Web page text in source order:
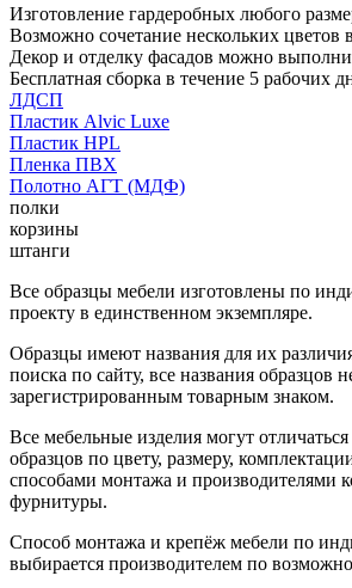
Изготовление гардеробных любого
Возможно сочетание нескольких цветов
Декор и отделку фасадов можно
Бесплатная сборка в течение 5 рабочих
ЛДСП
Пластик Alvic Luxe
Пластик HPL
Пленка ПВХ
Полотно АГТ (МДФ)
полки
корзины
штанги
Все образцы мебели изготовлены по
проекту в единственном экземпляре.
Образцы имеют названия для их
поиска по сайту, все названия образцов
зарегистрированным товарным знаком.
Все мебельные изделия могут
образцов по цвету, размеру,
способами монтажа и производителями
фурнитуры.
Способ монтажа и крепёж мебели по
выбирается производителем по